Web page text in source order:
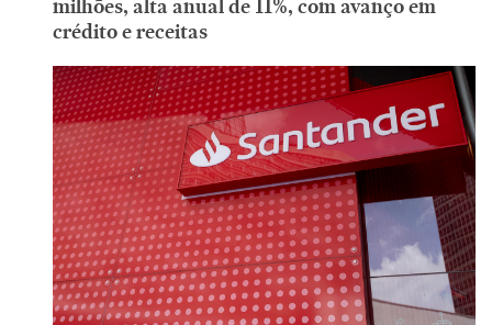
milhões, alta anual de 11%, com avanço em
crédito e receitas